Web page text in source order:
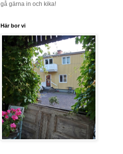
gå gärna in och kika!
Här bor vi